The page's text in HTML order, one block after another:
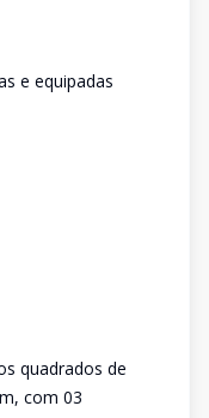
e equipadas
quadrados de
com 03